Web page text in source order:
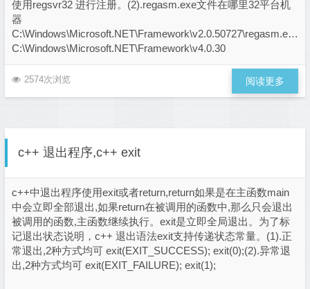
使用regsvr32 进行注册。(2).regasm.exe文件在哪里32平台机
器
C:\Windows\Microsoft.NET\Framework\v2.0.50727\regasm.exe
C:\Windows\Microsoft.NET\Framework\v4.0.30
2574次浏览 阅读更多
c++ 退出程序,c++ exit
c++中退出程序使用exit或者return,return如果是在主函数main
中会立即全部退出,如果return在被调用的函数中,那么只会退出
被调用的函数,主函数继续执行。exit是立即全局退出。为了标
记退出状态说明，c++ 退出语法exit支持传递状态常量。(1).正
常退出,2种方式均可 exit(EXIT_SUCCESS); exit(0);(2).异常退
出,2种方式均可 exit(EXIT_FAILURE); exit(1);